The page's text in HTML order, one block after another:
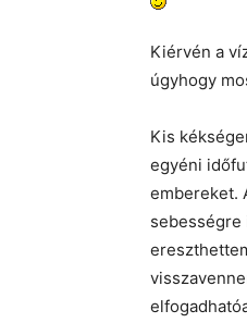
Kiérvén a
úgyhogy
Kis
egyéni
embereket.
sebességre